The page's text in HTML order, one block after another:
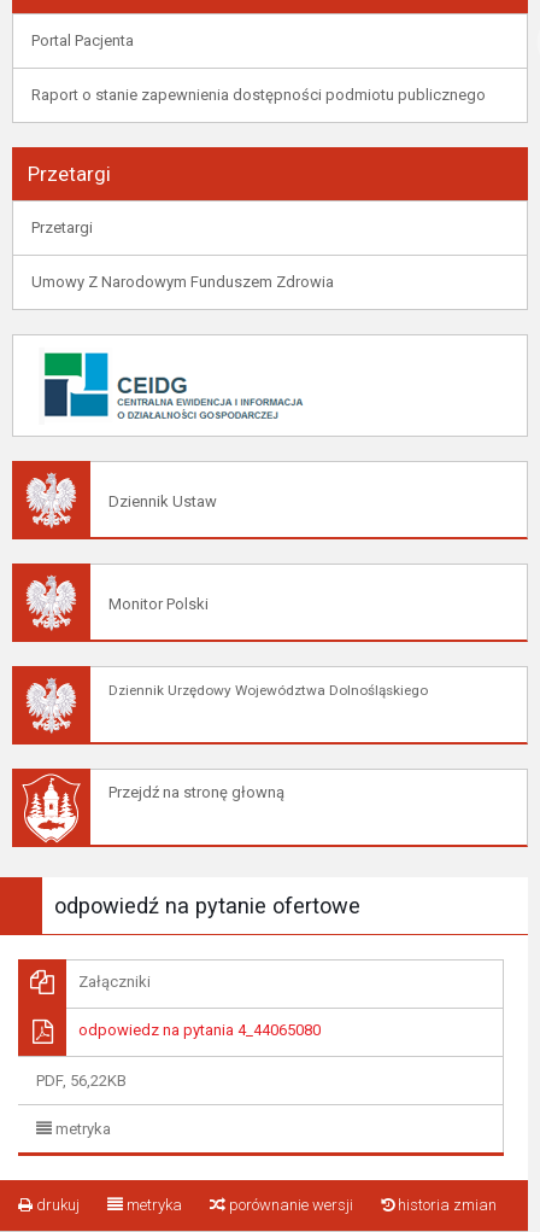
Portal Pacjenta
Raport o stanie zapewnienia dostępności podmiotu publicznego
Przetargi
Przetargi
Umowy Z Narodowym Funduszem Zdrowia
Dziennik Ustaw
Monitor Polski
Dziennik Urzędowy Województwa Dolnośląskiego
Przejdź na stronę głowną
odpowiedź na pytanie ofertowe
Załączniki
odpowiedz na pytania 4_44065080
PDF, 56,22KB
metryka
drukuj metryka porównanie wersji historia zmian